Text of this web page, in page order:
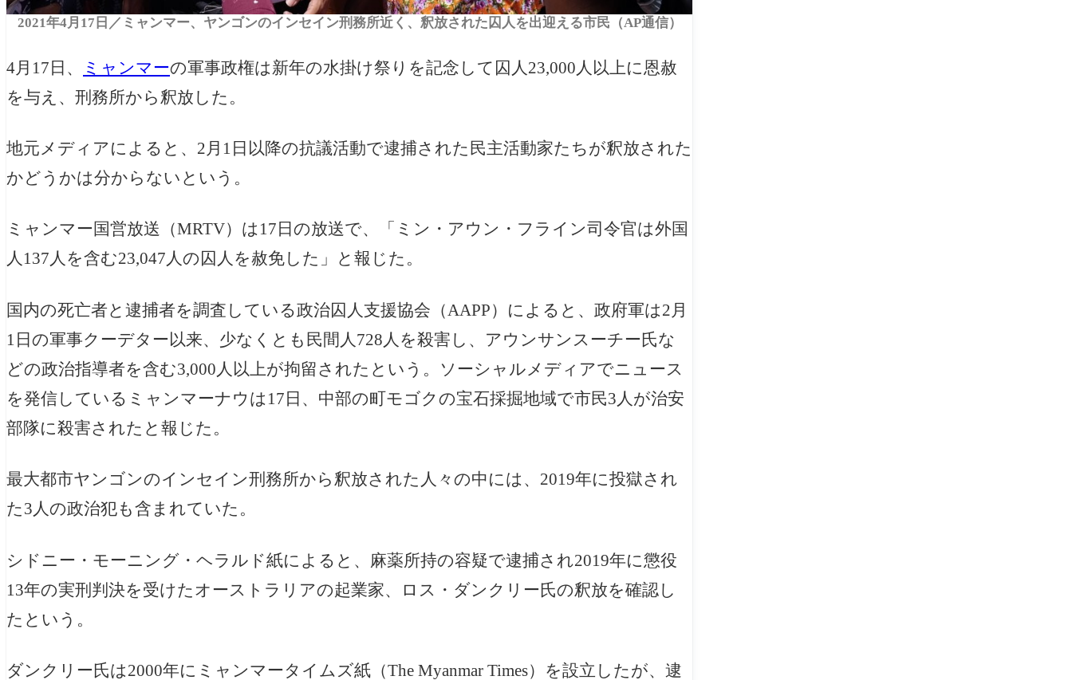
2021年4月17日／ミャンマー、ヤンゴンのインセイン刑務所近く、釈放された囚人を出迎える市民（AP通信）
4月17日、 ミャンマーの軍事政権は新年の水掛け祭りを記念して囚人23,000人以上に恩赦
を与え、刑務所から釈放した。
地元メディアによると、2月1日以降の抗議活動で逮捕された民主活動家たちが釈放された
かどうかは分からないという。
ミャンマー国営放送（MRTV）は17日の放送で、「ミン・アウン・フライン司令官は外国
人137人を含む23,047人の囚人を赦免した」と報じた。
国内の死亡者と逮捕者を調査している政治囚人支援協会（AAPP）によると、政府軍は2月
1日の軍事クーデター以来、少なくとも民間人728人を殺害し、アウンサンスーチー氏な
どの政治指導者を含む3,000人以上が拘留されたという。ソーシャルメディアでニュース
を発信しているミャンマーナウは17日、中部の町モゴクの宝石採掘地域で市民3人が治安
部隊に殺害されたと報じた。
最大都市ヤンゴンのインセイン刑務所から釈放された人々の中には、2019年に投獄され
た3人の政治犯も含まれていた。
シドニー・モーニング・ヘラルド紙によると、麻薬所持の容疑で逮捕され2019年に懲役
13年の実刑判決を受けたオーストラリアの起業家、ロス・ダンクリー氏の釈放を確認し
たという。
ダンクリー氏は2000年にミャンマータイムズ紙（The Myanmar Times）を設立したが、逮